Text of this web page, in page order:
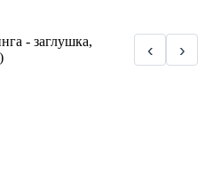
- заглушка,
‹ ›